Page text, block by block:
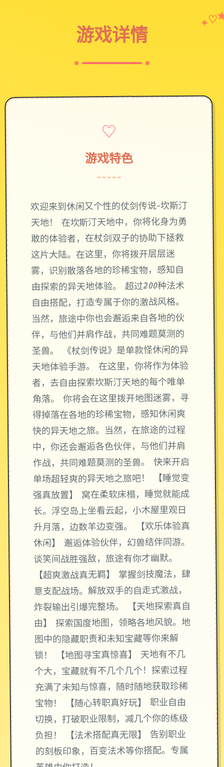
游戏详情
✦♡
♡
游戏特色
~~~~~
欢迎来到休闲又个性的仗剑传说-坎斯汀
天地！ 在坎斯汀天地中，你将化身为勇
敢的体验者，在杖剑双子的协助下拯救
这片大陆。在这里，你将拨开层层迷
雾，识别散落各地的珍稀宝物，感知自
由探索的异天地体验。 超过200种法术
自由搭配，打造专属于你的激战风格。
当然，旅途中你也会邂逅来自各地的伙
伴，与他们并肩作战，共同难题莫测的
圣兽。 《杖剑传说》是单款怪休闲的异
天地体验手游。 在这里，你将作为体验
者，去自由探索坎斯汀天地的每个唯单
角落。 你将会在这里拨开地图迷雾，寻
得掉落在各地的珍稀宝物，感知休闲爽
快的异天地之旅。当然，在旅途的过程
中，你还会邂逅各色伙伴，与他们并肩
作战，共同难题莫测的圣兽。 快来开启
单场超轻爽的异天地之旅吧！ 【睡觉变
强真放置】 窝在柔软床榻，睡觉就能成
长。浮空岛上坐看云起，小木屋里观日
升月落，边数羊边变强。 【欢乐体验真
休闲】 邂逅体验伙伴，幻兽结伴同游。
谈笑间战胜强敌，旅途有你才幽默。
【超爽激战真无羁】 掌握剑技魔法，肆
意支配战场。解放双手的自走式激战，
炸裂输出引爆完整场。 【天地探索真自
由】 探索国度地图，领略各地风貌。地
图中的隐藏职责和未知宝藏等你来解
锁！ 【地图寻宝真惊喜】 天地有不几
个大，宝藏就有不几个几个！探索过程
充满了未知与惊喜，随时随地获取珍稀
宝物！ 【随心转职真好玩】 职业自由
切换，打破职业限制，减几个你的练级
负担！ 【法术搭配真无限】 告别职业
的刻板印象，百变法术等你搭配。专属